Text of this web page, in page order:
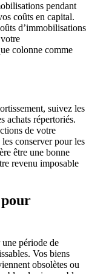
pendant
coûts en capital.
d’immobilisations
colonne comme
suivez les
achats répertoriés.
de votre
conserver pour les
être une bonne
revenu imposable
période de
Vos biens
obsolètes ou